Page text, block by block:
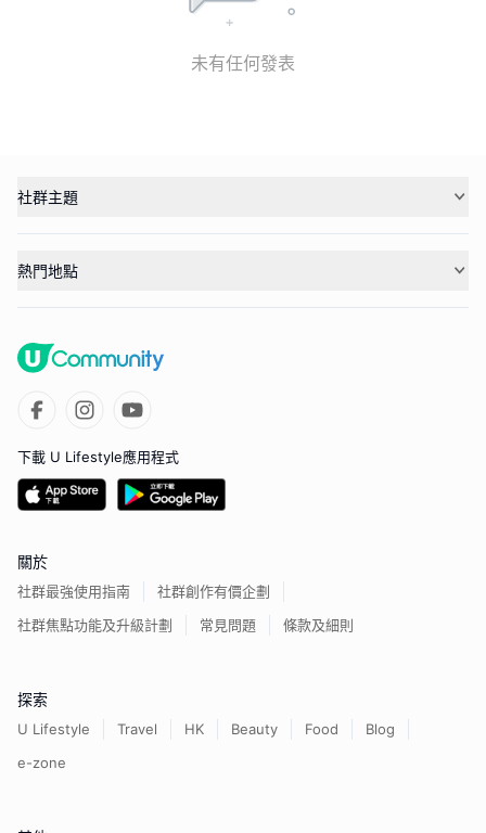
未有任何發表
社群主題
熱門地點
下載 U Lifestyle應用程式
關於
社群最強使用指南
社群創作有價企劃
社群焦點功能及升級計劃
常見問題 條款及細則
探索
U Lifestyle Travel HK Beauty Food
Blog
e-zone